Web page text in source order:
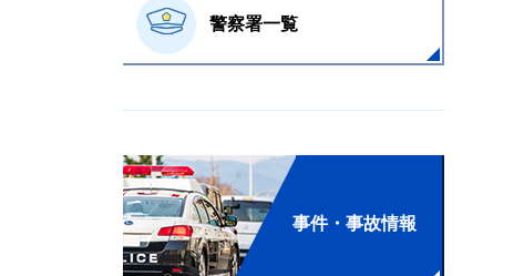
警察署一覧
事件・事故情報